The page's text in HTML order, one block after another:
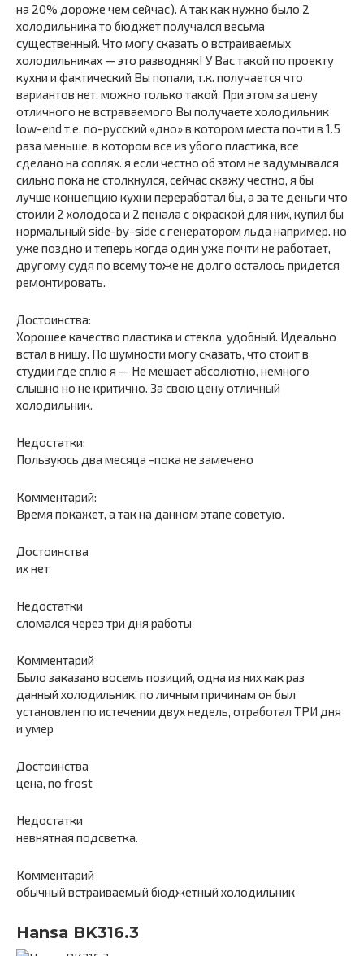
на 20% дороже чем сейчас). А так как нужно было 2
холодильника то бюджет получался весьма
существенный. Что могу сказать о встраиваемых
холодильниках — это разводняк! У Вас такой по проекту
кухни и фактический Вы попали, т.к. получается что
вариантов нет, можно только такой. При этом за цену
отличного не встраваемого Вы получаете холодильник
low-end т.е. по-русский «дно» в котором места почти в 1.5
раза меньше, в котором все из убого пластика, все
сделано на соплях. я если честно об этом не задумывался
сильно пока не столкнулся, сейчас скажу честно, я бы
лучше концепцию кухни переработал бы, а за те деньги что
стоили 2 холодоса и 2 пенала с окраской для них, купил бы
нормальный side-by-side с генератором льда например. но
уже поздно и теперь когда один уже почти не работает,
другому судя по всему тоже не долго осталось придется
ремонтировать.
Достоинства:
Хорошее качество пластика и стекла, удобный. Идеально
встал в нишу. По шумности могу сказать, что стоит в
студии где сплю я — Не мешает абсолютно, немного
слышно но не критично. За свою цену отличный
холодильник.
Недостатки:
Пользуюсь два месяца -пока не замечено
Комментарий:
Время покажет, а так на данном этапе советую.
Достоинства
их нет
Недостатки
сломался через три дня работы
Комментарий
Было заказано восемь позиций, одна из них как раз
данный холодильник, по личным причинам он был
установлен по истечении двух недель, отработал ТРИ дня
и умер
Достоинства
цена, no frost
Недостатки
невнятная подсветка.
Комментарий
обычный встраиваемый бюджетный холодильник
Hansa BK316.3